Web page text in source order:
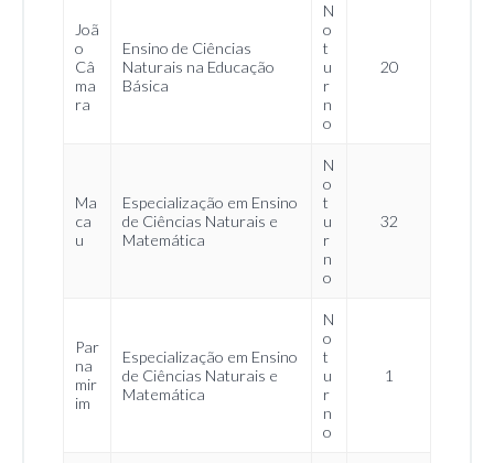
Joã
o
Câ
ma
ra
Ensino de Ciências
Naturais na Educação
Básica
N
o
t
u
r
n
o
20
Ma
ca
u
Especialização em Ensino
de Ciências Naturais e
Matemática
N
o
t
u
r
n
o
32
Par
na
mir
im
Especialização em Ensino
de Ciências Naturais e
Matemática
N
o
t
u
r
n
o
1